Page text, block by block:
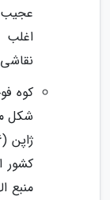
اغلب
شکل
منبع